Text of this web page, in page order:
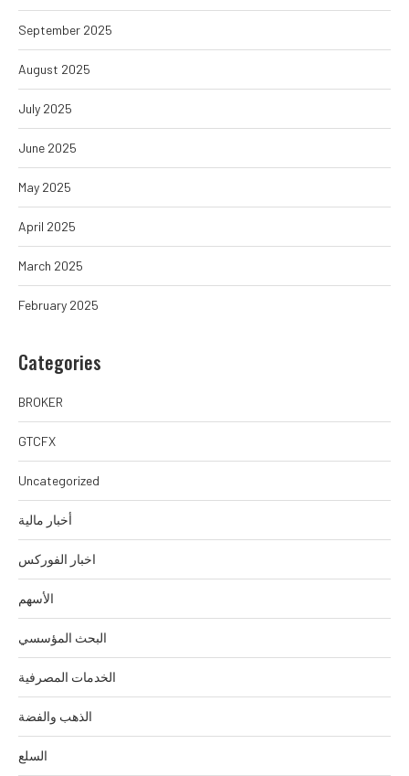
September 2025
August 2025
July 2025
June 2025
May 2025
April 2025
March 2025
February 2025
Categories
BROKER
GTCFX
Uncategorized
أخبار مالية
اخبار الفوركس
الأسهم
البحث المؤسسي
الخدمات المصرفية
الذهب والفضة
السلع